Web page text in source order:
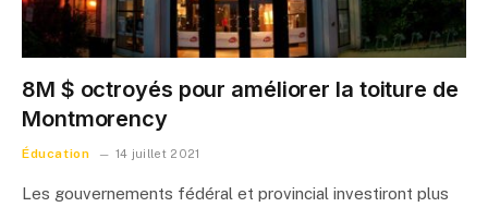
8M $ octroyés pour améliorer la toiture de
Montmorency
Éducation 14 juillet 2021
Les gouvernements fédéral et provincial investiront plus